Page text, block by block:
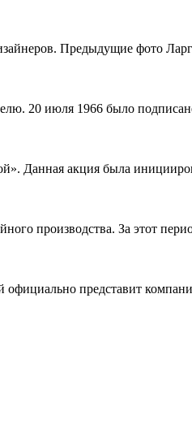
Предыдущие фото
20 июля 1966 было
акция была
производства. За этот
официально представит